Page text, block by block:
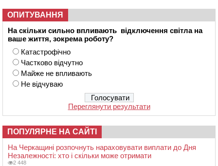
ОПИТУВАННЯ
На скільки сильно впливають відключення світла на
ваше життя, зокрема роботу?
Катастрофічно
Частково відчутно
Майже не впливають
Не відчуваю
Переглянути результати
ПОПУЛЯРНЕ НА САЙТІ
На Черкащині розпочнуть нараховувати виплати до Дня
Незалежності: хто і скільки може отримати
2 448